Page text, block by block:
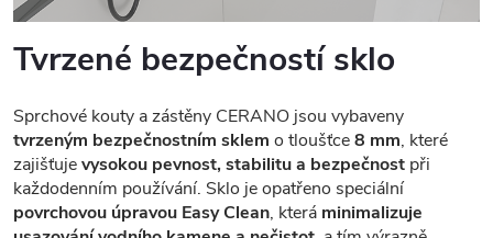
Tvrzené bezpečností sklo
Sprchové kouty a zástěny CERANO jsou vybaveny
tvrzeným bezpečnostním sklem o tloušťce8 mm, které
zajišťujevysokou pevnost, stabilitu a bezpečnost při
každodenním používání. Sklo je opatřeno speciální
povrchovou úpravou Easy Clean, která minimalizuje